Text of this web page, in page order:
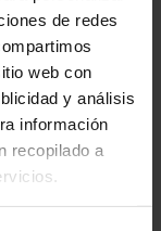
de redes
web con
y análisis
información
recopilado a
de
que ofrece un